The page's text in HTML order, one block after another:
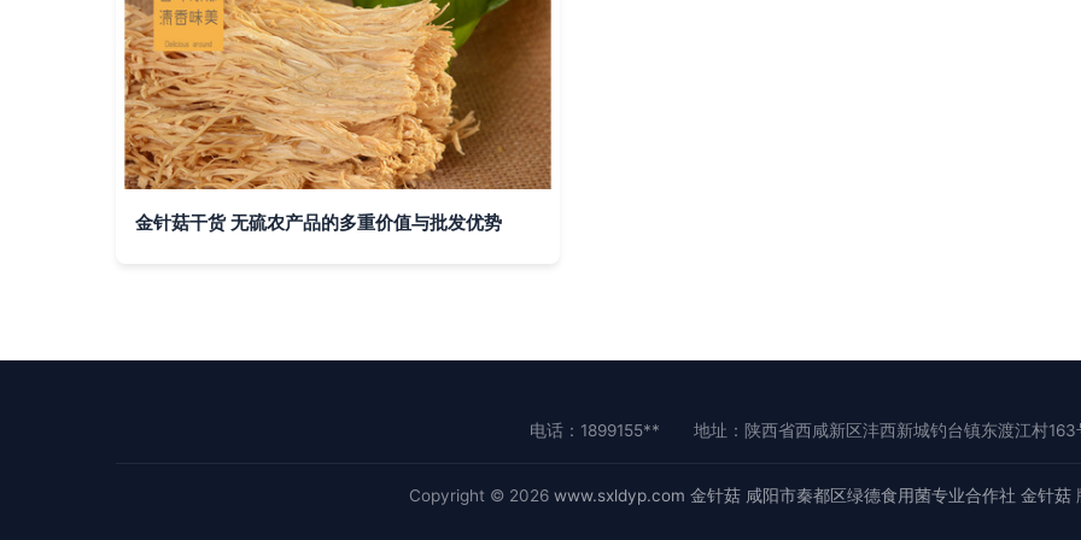
金针菇干货 无硫农产品的多重价值与批发优势
电话：1899155** 地址：陕西省西咸新区沣西新城钓台镇东渡江村163
Copyright © 2026 www.sxldyp.com 金针菇 咸阳市秦都区绿德食用菌专业合作社 金针菇